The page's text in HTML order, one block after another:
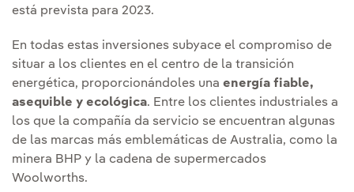
está prevista para 2023.
En todas estas inversiones subyace el compromiso de
situar a los clientes en el centro de la transición
energética, proporcionándoles una energía fiable,
asequible y ecológica. Entre los clientes industriales a
los que la compañía da servicio se encuentran algunas
de las marcas más emblemáticas de Australia, como la
minera BHP y la cadena de supermercados
Woolworths.